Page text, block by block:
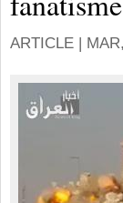
ARTICLE |